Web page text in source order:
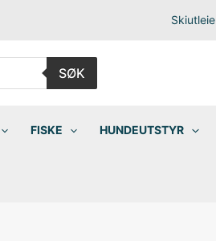
Skiutleie
SØK
FISKE HUNDEUTSTYR